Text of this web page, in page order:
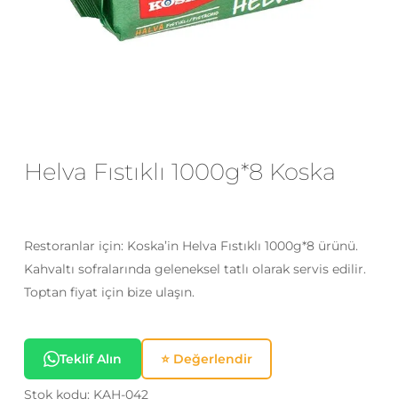
Helva Fıstıklı 1000g*8 Koska
Restoranlar için: Koska’in Helva Fıstıklı 1000g*8 ürünü.
Kahvaltı sofralarında geleneksel tatlı olarak servis edilir.
Toptan fiyat için bize ulaşın.
Teklif Alın ⭐ Değerlendir
Stok kodu: KAH-042
E-posta
ve site adresim bu tarayıcıya